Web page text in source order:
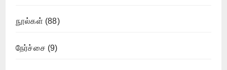
நூல்கள் (88)
நேர்ச்சை (9)